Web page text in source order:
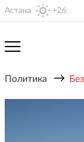
Астана +26
Политика →